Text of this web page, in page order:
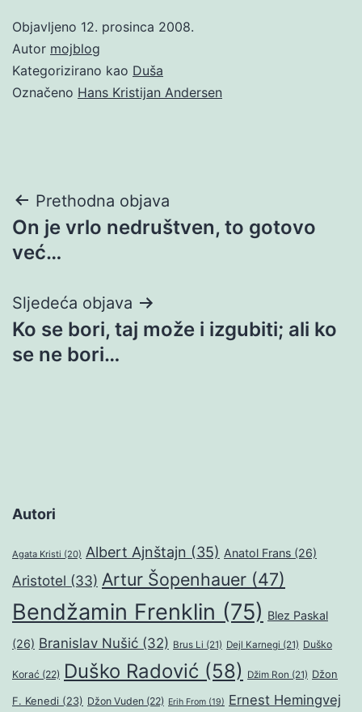
Objavljeno 12. prosinca 2008.
Autor mojblog
Kategorizirano kao Duša
Označeno Hans Kristijan Andersen
Navigacija
objava
Prethodna objava
On je vrlo nedruštven, to gotovo
već…
Sljedeća objava
Ko se bori, taj može i izgubiti; ali ko
se ne bori…
Autori
Agata Kristi (20) Albert Ajnštajn (35) Anatol Frans (26)
Aristotel (33) Artur Šopenhauer (47)
Bendžamin Frenklin (75) Blez Paskal
(26) Branislav Nušić (32) Brus Li (21) Dejl Karnegi (21) Duško
Korać (22) Duško Radović (58) Džim Ron (21) Džon
F. Kenedi (23) Džon Vuden (22) Erih From (19) Ernest Hemingvej